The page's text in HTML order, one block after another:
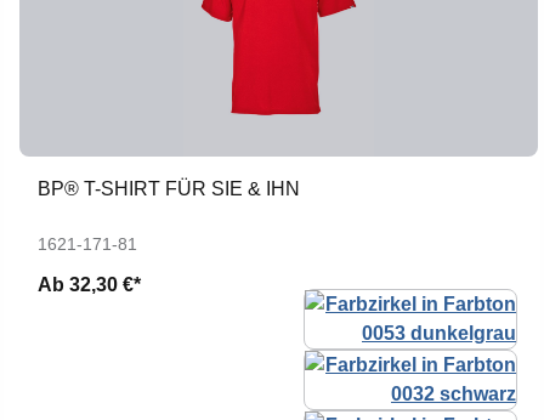
BP® T-SHIRT FÜR SIE & IHN
1621-171-81
Ab 32,30 €*